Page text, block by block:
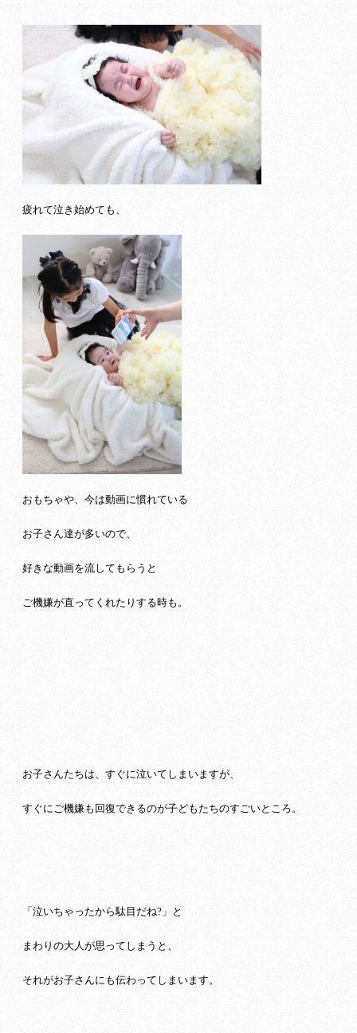
疲れて泣き始めても、
おもちゃや、今は動画に慣れている
お子さん達が多いので、
好きな動画を流してもらうと
ご機嫌が直ってくれたりする時も。
お子さんたちは、すぐに泣いてしまいますが、
すぐにご機嫌も回復できるのが子どもたちのすごいところ。
「泣いちゃったから駄目だね?」と
まわりの大人が思ってしまうと、
それがお子さんにも伝わってしまいます。